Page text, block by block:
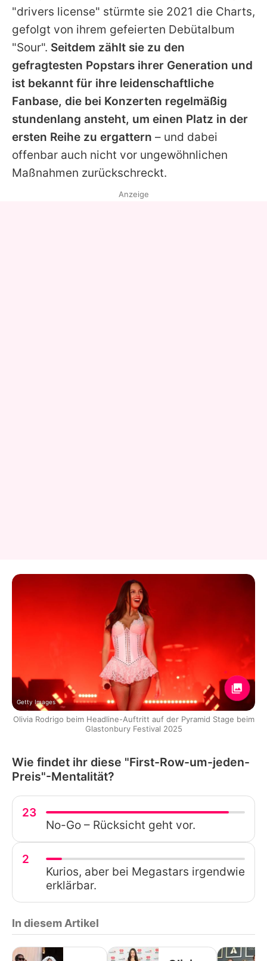
"drivers license" stürmte sie 2021 die Charts,
gefolgt von ihrem gefeierten Debütalbum
"Sour". Seitdem zählt sie zu den
gefragtesten Popstars ihrer Generation und
ist bekannt für ihre leidenschaftliche
Fanbase, die bei Konzerten regelmäßig
stundenlang ansteht, um einen Platz in der
ersten Reihe zu ergattern – und dabei
offenbar auch nicht vor ungewöhnlichen
Maßnahmen zurückschreckt.
Anzeige
Getty Images
Olivia Rodrigo beim Headline-Auftritt auf der Pyramid Stage beim
Glastonbury Festival 2025
Wie findet ihr diese "First-Row-um-jeden-
Preis"-Mentalität?
23
No-Go – Rücksicht geht vor.
2
Kurios, aber bei Megastars irgendwie
erklärbar.
In diesem Artikel